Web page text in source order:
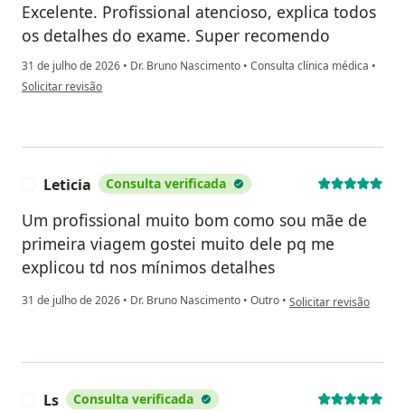
Excelente. Profissional atencioso, explica todos
os detalhes do exame. Super recomendo
31 de julho de 2026 • Dr. Bruno Nascimento • Consulta clínica médica •
na opinião do utilizador Kelly D Silva
Solicitar revisão
Leticia Consulta verificada
Um profissional muito bom como sou mãe de
primeira viagem gostei muito dele pq me
explicou td nos mínimos detalhes
31 de julho de 2026 • Dr. Bruno Nascimento • Outro • na opinião do
Solicitar revisão
Ls Consulta verificada